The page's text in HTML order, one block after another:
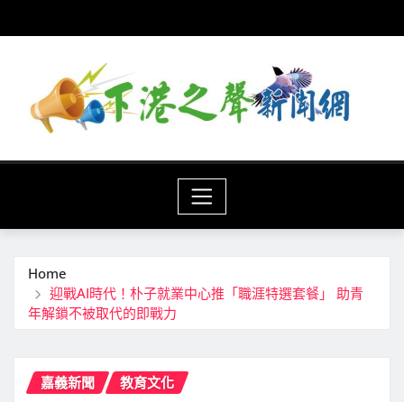
to
Home
迎戰AI時代！朴子就業中心推「職涯特選套餐」 助青
年解鎖不被取代的即戰力
嘉義新聞 教育文化